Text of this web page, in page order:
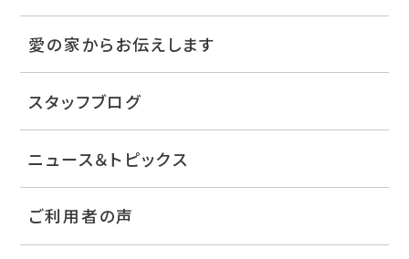
愛の家からお伝えします
スタッフブログ
ニュース＆トピックス
ご利用者の声